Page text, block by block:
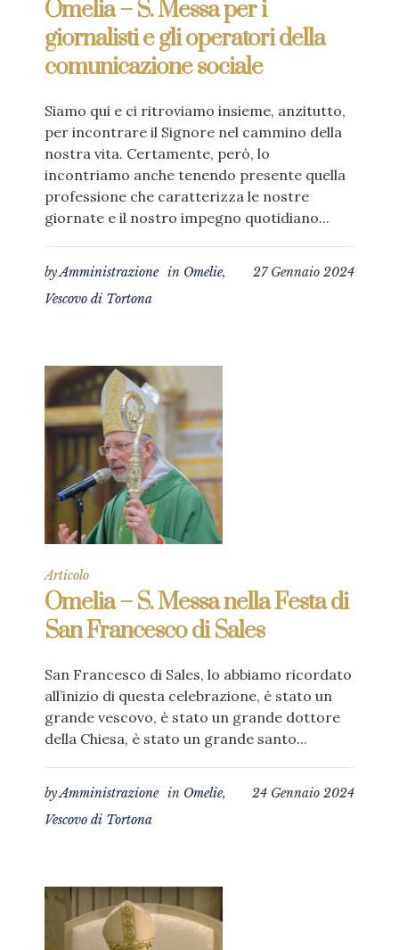
Omelia – S. Messa per i
giornalisti e gli operatori della
comunicazione sociale
Siamo qui e ci ritroviamo insieme, anzitutto,
per incontrare il Signore nel cammino della
nostra vita. Certamente, però, lo
incontriamo anche tenendo presente quella
professione che caratterizza le nostre
giornate e il nostro impegno quotidiano...
27 Gennaio 2024
byAmministrazione in Omelie,
Vescovo di Tortona
Articolo
Omelia – S. Messa nella Festa di
San Francesco di Sales
San Francesco di Sales, lo abbiamo ricordato
all’inizio di questa celebrazione, è stato un
grande vescovo, è stato un grande dottore
della Chiesa, è stato un grande santo...
24 Gennaio 2024
byAmministrazione in Omelie,
Vescovo di Tortona